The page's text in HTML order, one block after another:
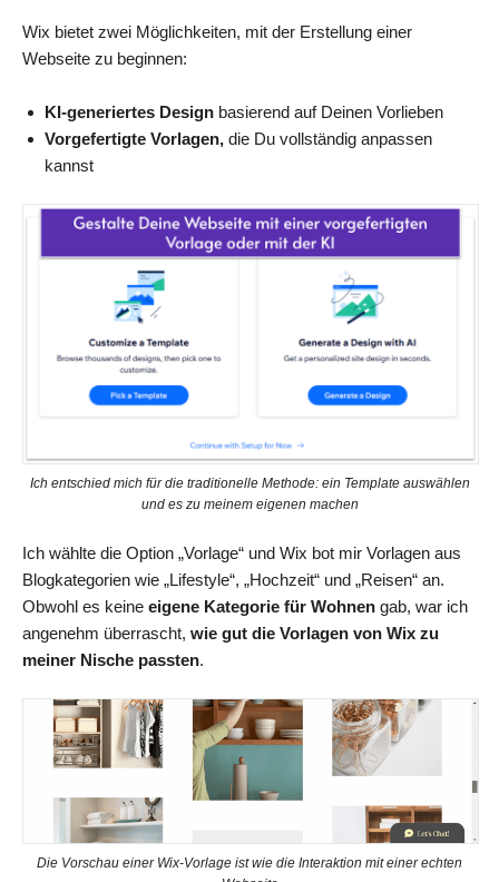
Wix bietet zwei Möglichkeiten, mit der Erstellung einer
Webseite zu beginnen:
KI-generiertes Design basierend auf Deinen Vorlieben
Vorgefertigte Vorlagen, die Du vollständig anpassen
kannst
Ich entschied mich für die traditionelle Methode: ein Template auswählen
und es zu meinem eigenen machen
Ich wählte die Option „Vorlage“ und Wix bot mir Vorlagen aus
Blogkategorien wie „Lifestyle“, „Hochzeit“ und „Reisen“ an.
Obwohl es keine eigene Kategorie für Wohnen gab, war ich
angenehm überrascht, wie gut die Vorlagen von Wix zu
meiner Nische passten.
Die Vorschau einer Wix-Vorlage ist wie die Interaktion mit einer echten